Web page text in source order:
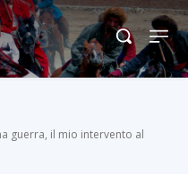
guerra, il mio intervento al